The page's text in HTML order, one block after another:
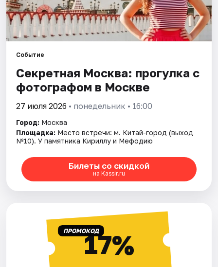
Спорт
События
Города
Площадки
Рейтинги
Событие
Секретная Москва: прогулка с
фотографом в Москве
27 июля 2026 • понедельник • 16:00
Город: Москва
Площадка: Место встречи: м. Китай-город (выход
№10). У памятника Кириллу и Мефодию
Билеты со скидкой
на Kassir.ru
ПРОМОКОД17%